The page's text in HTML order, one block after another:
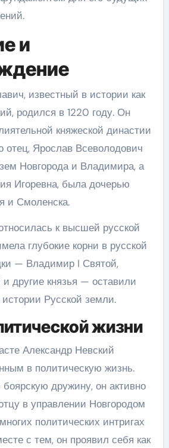
и
известный в истории как
родился в 1220 году. Он
княжеской династии
отец, Ярослав Всеволодович
Новгорода и Владимира, а
Игоревна, была дочерью
и Смоленска.
к высшей русской
глубокие корни в русской
— Владимир I Святой,
другие князья — оставили
Русской земли.
жизни
Александр Невский
в политическую жизнь.
дружину, он активно
в управлении Новгородом
политических интригах
с тем, он проявил себя как